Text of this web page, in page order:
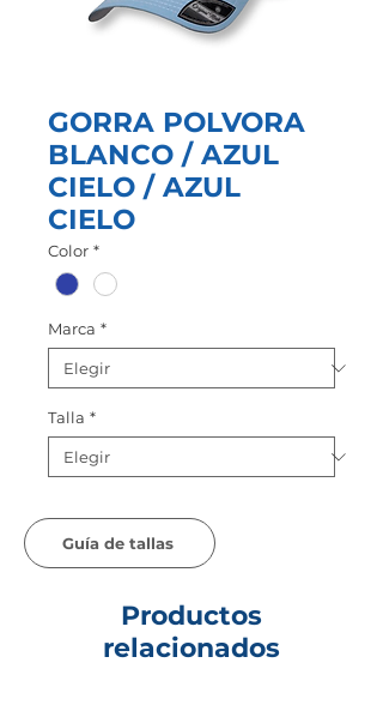
GORRA POLVORA
BLANCO / AZUL
CIELO / AZUL
CIELO
Color *
Marca *
Talla *
Guía de tallas
Productos
relacionados